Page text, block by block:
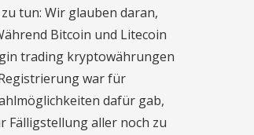
tun: Wir glauben daran,
Bitcoin und Litecoin
trading kryptowährungen
war für
dafür gab,
Fälligstellung aller noch zu